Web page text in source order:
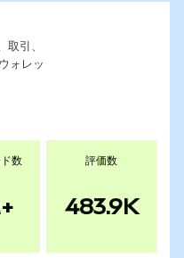
取引、
ォレッ
数 評価数
483.9K